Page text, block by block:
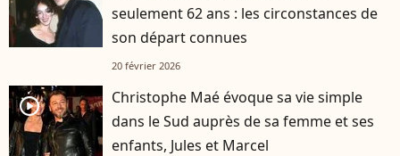
seulement 62 ans : les circonstances de
son départ connues
20 février 2026
player2
Christophe Maé évoque sa vie simple
dans le Sud auprès de sa femme et ses
enfants, Jules et Marcel